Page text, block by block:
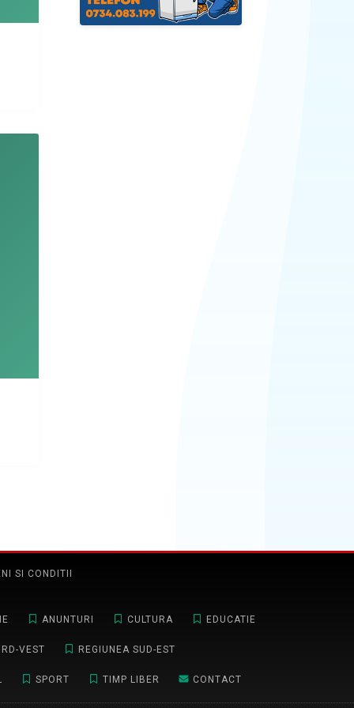
SI CONDITII
ANUNTURI CULTURA EDUCATIE
VEST REGIUNEA SUD-EST
SPORT TIMP LIBER CONTACT